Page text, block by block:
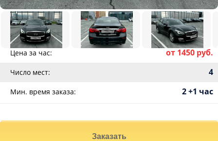
Цена за час: от 1450 руб.
Число мест: 4
Мин. время заказа: 2 +1 час
Заказать